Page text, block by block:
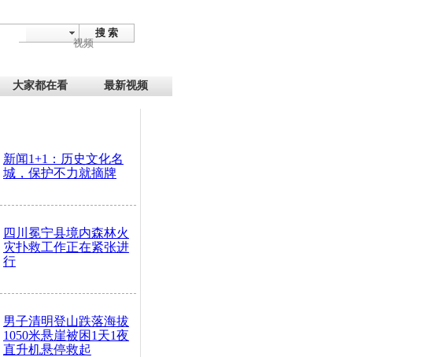
搜 索
视频
大家都在看 最新视频
新闻1+1：历史文化名
城，保护不力就摘牌
四川冕宁县境内森林火
灾扑救工作正在紧张进
行
男子清明登山跌落海拔
1050米悬崖被困1天1夜
直升机悬停救起